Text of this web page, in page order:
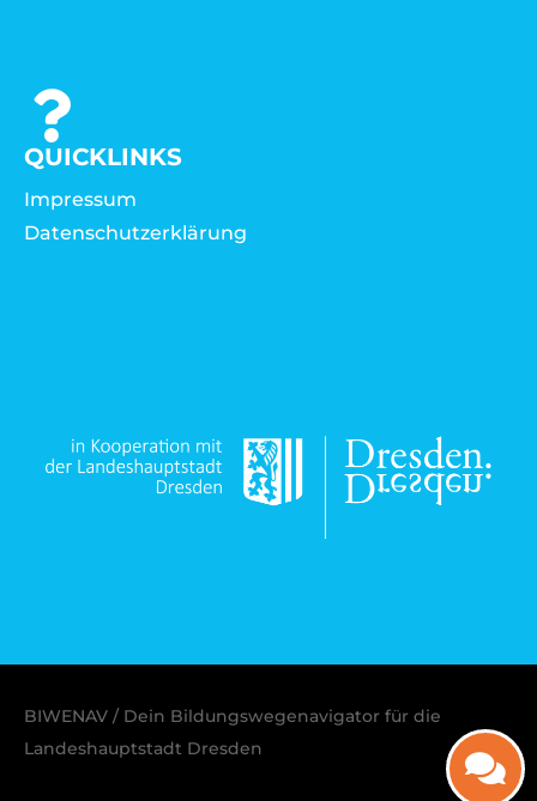
QUICKLINKS
Impressum
Datenschutzerklärung
BIWENAV / Dein Bildungswegenavigator für die
Landeshauptstadt Dresden